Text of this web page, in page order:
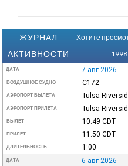
ЖУРНАЛ
АКТИВНОСТИ
Хотите
1998
ДАТА 7 авг 2026
ВОЗДУШНОЕ СУДНО C172
АЭРОПОРТ ВЫЛЕТА Tulsa
АЭРОПОРТ ПРИЛЕТА Tulsa
ВЫЛЕТ 10:49 CDT
ПРИЛЕТ 11:50 CDT
ДЛИТЕЛЬНОСТЬ 1:00
ДАТА 6 авг 2026